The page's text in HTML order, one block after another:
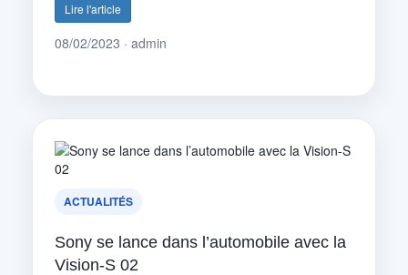
Lire l'article
08/02/2023 · admin
ACTUALITÉS
Sony se lance dans l’automobile avec la
Vision-S 02